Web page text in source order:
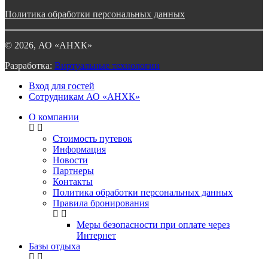
Политика обработки персональных данных
© 2026, АО «АНХК»
Разработка: Виртуальные технологии
Вход для гостей
Сотрудникам АО «АНХК»
О компании
Стоимость путевок
Информация
Новости
Партнеры
Контакты
Политика обработки персональных данных
Правила бронирования
Меры безопасности при оплате через
Интернет
Базы отдыха